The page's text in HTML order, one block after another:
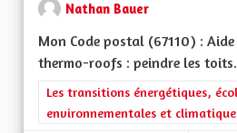
Nathan Bauer
Mon Code postal (67110) :
thermo-roofs : peindre les
Filtrer les résultats de la
Les transitions énergétiques,
environnementales et